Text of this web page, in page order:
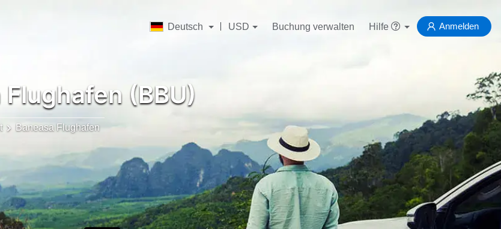
Deutsch USD Buchung verwalten Hilfe Anmelden
Flughafen (BBU)
Baneasa Flughafen